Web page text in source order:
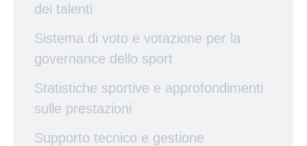
dei talenti
Sistema di voto e votazione per la
governance dello sport
Statistiche sportive e approfondimenti
sulle prestazioni
Supporto tecnico e gestione